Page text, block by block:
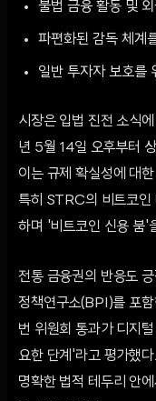
불법 금융 활동 및
파편화된 감독 체계
일반 투자자 보호를
시장은 입법 진전 소식
년 5월 14일 오후부터
이는 규제 확실성에 대
특히 STRC의 비트코인
하며 '비트코인 신용 붐'
전통 금융권의 반응도
정책연구소(BPI)를 포함
번 위원회 통과가 디지
요한 단계'라고 평가했
명확한 법적 테두리 안